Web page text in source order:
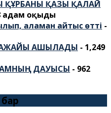
ҚАЗЫ ҚАЛАЙ
адам оқыды
аламан айтыс өтті -
АШЫЛАДЫ - 1,249
ДАУЫСЫ - 962